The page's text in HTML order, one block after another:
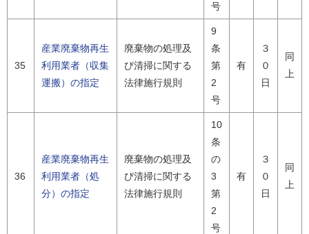
号
35
産業廃棄物再生
利用業者（収集
運搬）の指定
廃棄物の処理及
び清掃に関する
法律施行規則
9
条
第
2
号
有
３
０
日
同
上
36
産業廃棄物再生
利用業者（処
分）の指定
廃棄物の処理及
び清掃に関する
法律施行規則
10
条
の
3
第
2
号
有
３
０
日
同
上